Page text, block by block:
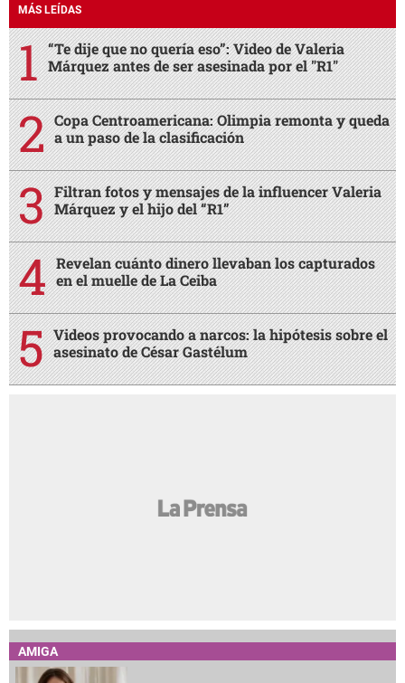
MÁS LEÍDAS
“Te dije que no quería eso”: Video de Valeria
Márquez antes de ser asesinada por el "R1"
Copa Centroamericana: Olimpia remonta y queda
a un paso de la clasificación
Filtran fotos y mensajes de la influencer Valeria
Márquez y el hijo del “R1”
Revelan cuánto dinero llevaban los capturados
en el muelle de La Ceiba
Videos provocando a narcos: la hipótesis sobre el
asesinato de César Gastélum
AMIGA